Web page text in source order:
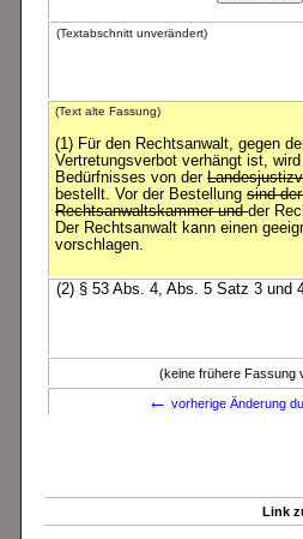
(Textabschnitt unverändert)
(Text alte Fassung)
(1) Für den Rechtsanwalt, gegen
Vertretungsverbot verhängt ist,
Bedürfnisses von der
bestellt. Vor der Bestellung sind
Rechtsanwaltskammer undder
Der Rechtsanwalt kann einen
vorschlagen.
(2) § 53 Abs. 4, Abs. 5 Satz 3 und
(keine frühere Fassung
← vorherige Änderung
Link